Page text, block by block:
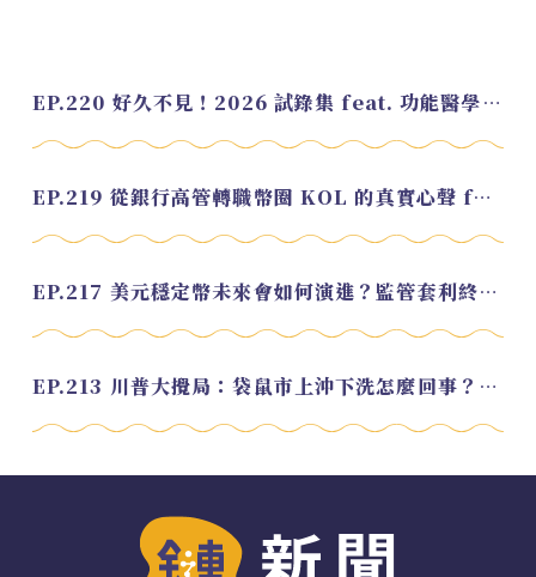
EP.220 好久不見！2026 試錄集 feat. 功能醫學營養師 美寶
EP.219 從銀行高管轉職幣圈 KOL 的真實心聲 feat.龜大
EP.217 美元穩定幣未來會如何演進？監管套利終將收斂？feat. 研究員 余哲安
EP.213 川普大攪局：袋鼠市上沖下洗怎麼回事？feat. Alvin